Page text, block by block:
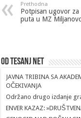
Prethodna
Potpisan ugovor za
puta u MZ
Od Tesanj Net
JAVNA TRIBINA SA
OČEKIVANJA
Održano drugo izdanje
ENVER KAZAZ: